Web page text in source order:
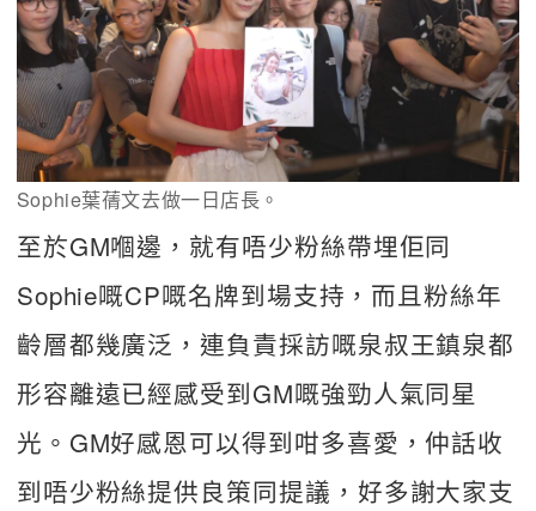
Sophie葉蒨文去做一日店長。
至於GM嗰邊，就有唔少粉絲帶埋佢同
Sophie嘅CP嘅名牌到場支持，而且粉絲年
齡層都幾廣泛，連負責採訪嘅泉叔王鎮泉都
形容離遠已經感受到GM嘅強勁人氣同星
光。GM好感恩可以得到咁多喜愛，仲話收
到唔少粉絲提供良策同提議，好多謝大家支